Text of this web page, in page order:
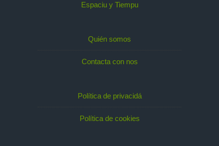
Espaciu y Tiempu
Quién somos
Contacta con nos
Política de privacidá
Política de cookies